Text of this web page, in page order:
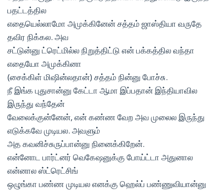
பதட்டத்தில
எதையெல்லாமோ அமுக்கினேன் சத்தம் ஜாஸ்தியா வருதே
தவிர நிக்கல. அவ
சட்டுன்னு ட்ரெட்மில்ல நிறுத்திட்டு என் பக்கத்தில வந்தா
எதையோ அமுக்கினா
(சைக்கிள் மிஷின்லதான்) சத்தம் நின்னு போச்சு.
நீ இங்க புதுசான்னு கேட்டா ஆமா இப்பதான் இந்தியாவில
இருந்து வந்தேன்
வேலைக்குன்னேன், என் கண்ண வேற அவ முலைல இருந்து
எடுக்கவே முடியல. அவளும்
அத கவனிச்சுருப்பான்னு நினைக்கிறேன்.
என்னோட பார்ட்னர் வெகேஷனுக்கு போய்ட்டா அதுனால
என்னால ஸ்ட்ரெட்சிங்
ஒழுங்கா பண்ண முடியல எனக்கு ஹெல்ப் பண்ணுவியான்னு